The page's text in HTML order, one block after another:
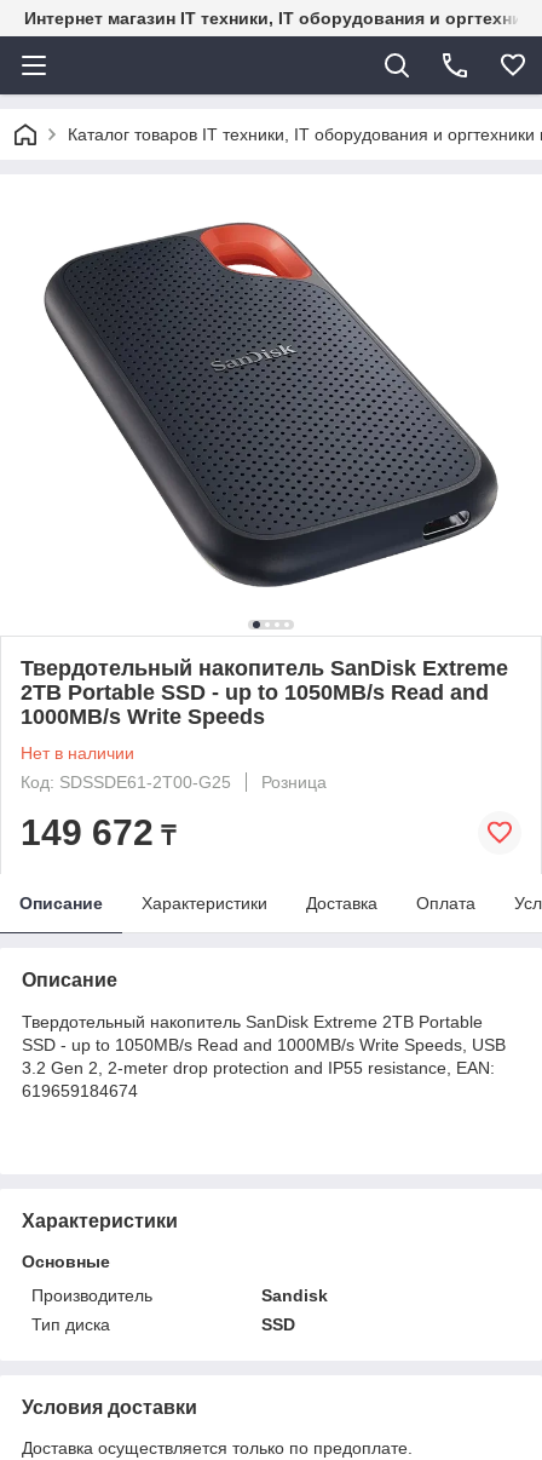
Интернет магазин IT техники, IT оборудования и
Каталог товаров IT техники, IT оборудования и
Твердотельный накопитель SanDisk Extreme
2TB Portable SSD - up to 1050MB/s Read and
1000MB/s Write Speeds
Нет в наличии
Код: SDSSDE61-2T00-G25
Розница
149 672 ₸
Описание Характеристики Доставка Оплата
Описание
Твердотельный накопитель SanDisk Extreme 2TB Portable
SSD - up to 1050MB/s Read and 1000MB/s Write Speeds, USB
3.2 Gen 2, 2-meter drop protection and IP55 resistance, EAN:
619659184674
Характеристики
Основные
Производитель
Sandisk
Тип диска
SSD
Условия доставки
Доставка осуществляется только по предоплате.